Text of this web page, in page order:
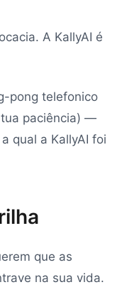
A KallyAI é
pong telefonico
paciência) —
qual a KallyAI foi
que as
na sua vida.